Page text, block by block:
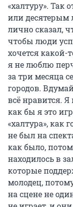
«халтуру». Так
или десятерым
лично сказал,
чтобы люди
хочется
я не люблю
за три месяца
городов.
всё нравится.
как бы я это
«халтура», как
не был на
как было,
находилось в
которые
молодец,
на сцене не